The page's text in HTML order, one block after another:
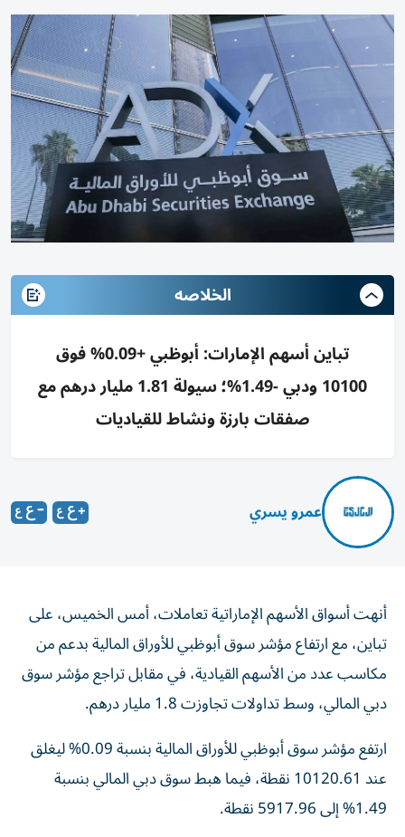
الخلاصه
تباين أسهم الإمارات: أبوظبي +0.09% فوق
10100 ودبي -1.49%؛ سيولة 1.81 مليار درهم مع
صفقات بارزة ونشاط للقياديات
عمرو يسري
أنهت أسواق الأسهم الإماراتية تعاملات، أمس الخميس، على
تباين، مع ارتفاع مؤشر سوق أبوظبي للأوراق المالية بدعم من
مكاسب عدد من الأسهم القيادية، في مقابل تراجع مؤشر سوق
دبي المالي، وسط تداولات تجاوزت 1.8 مليار درهم.
ارتفع مؤشر سوق أبوظبي للأوراق المالية بنسبة 0.09% ليغلق
عند 10120.61 نقطة، فيما هبط سوق دبي المالي بنسبة
1.49% إلى 5917.96 نقطة.